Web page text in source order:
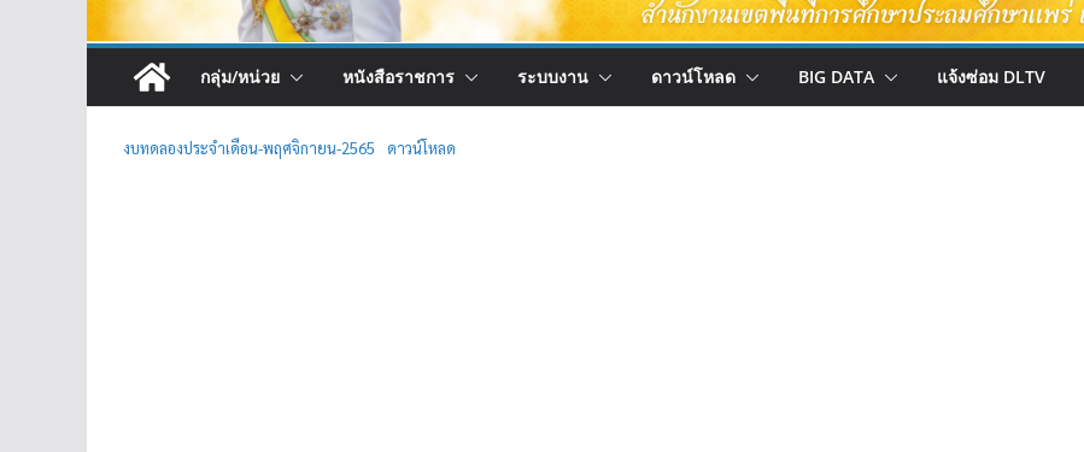
กลุ่ม/หน่วย หนังสือราชการ ระบบงาน ดาวน์โหลด BIG DATA แจ้งซ่อม DLTV
งบทดลองประจำเดือน-พฤศจิกายน-2565 ดาวน์โหลด